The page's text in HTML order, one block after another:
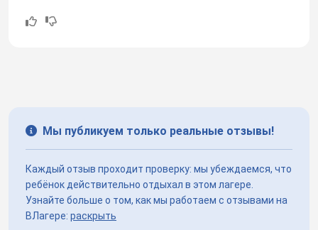
Мы публикуем только реальные отзывы!
Каждый отзыв проходит проверку: мы убеждаемся, что
ребёнок действительно отдыхал в этом лагере.
Узнайте больше о том, как мы работаем с отзывами на
ВЛагере: раскрыть